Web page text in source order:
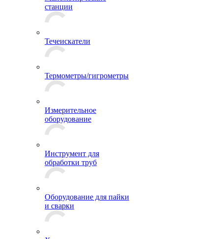
станции
Течеискатели
Термометры/гигрометры
Измерительное
оборудование
Инструмент для
обработки труб
Оборудование для пайки
и сварки